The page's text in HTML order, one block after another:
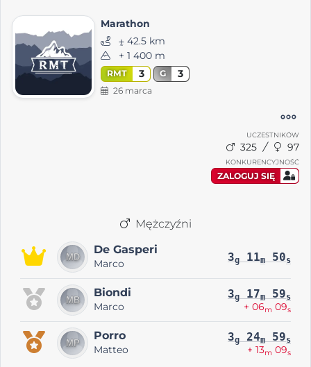
Marathon
⨦ 42.5 km
+ 1 400 m
RMT 3 G 3
26 marca
UCZESTNIKÓW
325 97
KONKURENCYJNOŚĆ
ZALOGUJ SIĘ
Mężczyźni
De Gasperi
Marco 3g 11m 50s
Biondi
Marco
3g 17m 59s
+ 06m 09s
Porro
Matteo
3g 24m 59s
+ 13m 09s